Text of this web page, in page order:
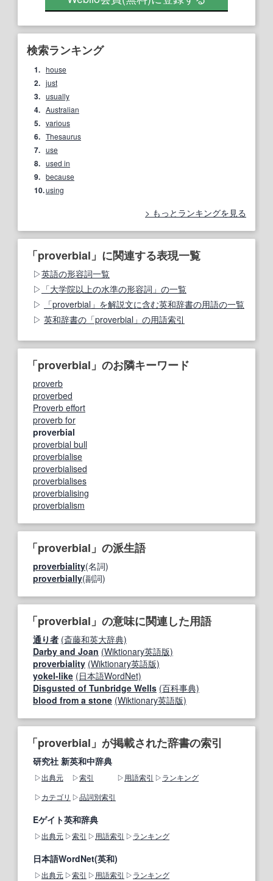
検索ランキング
1. house
2. just
3. usually
4. Australian
5. various
6. Thesaurus
7. use
8. used in
9. because
10.using
もっとランキングを見る
「proverbial」に関連する表現一覧
英語の形容詞一覧
「大学院以上の水準の形容詞」の一覧
「proverbial」を解説文に含む英和辞書の用語の一覧
英和辞書の「proverbial」の用語索引
「proverbial」のお隣キーワード
proverb
proverbed
Proverb effort
proverb for
proverbial
proverbial bull
proverbialise
proverbialised
proverbialises
proverbialising
proverbialism
「proverbial」の派生語
proverbiality(名詞)
proverbially(副詞)
「proverbial」の意味に関連した用語
通り者 (斎藤和英大辞典)
Darby and Joan (Wiktionary英語版)
proverbiality (Wiktionary英語版)
yokel-like (日本語WordNet)
Disgusted of Tunbridge Wells (百科事典)
blood from a stone (Wiktionary英語版)
「proverbial」が掲載された辞書の索引
研究社 新英和中辞典
出典元 索引 用語索引
ランキング
カテゴリ
品詞別索引
Eゲイト英和辞典
出典元 索引 用語索引 ランキング
日本語WordNet(英和)
出典元 索引 用語索引 ランキング